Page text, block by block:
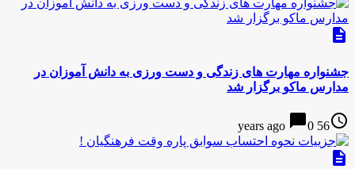
description
جشنواره مهارت های زندگی و دست ورزی به دانش آموزان در
مدارس ماکو برگزار شد
access_time
56 years ago
chat_bubble0
description